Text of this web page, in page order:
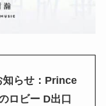
知らせ：Prince
ロビー D出口